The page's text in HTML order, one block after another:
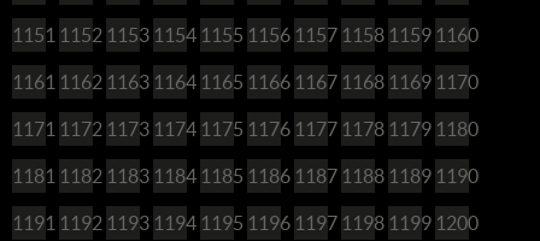
1151 1152 1153 1154 1155 1156 1157 1158 1159 1160
1161 1162 1163 1164 1165 1166 1167 1168 1169 1170
1171 1172 1173 1174 1175 1176 1177 1178 1179 1180
1181 1182 1183 1184 1185 1186 1187 1188 1189 1190
1191 1192 1193 1194 1195 1196 1197 1198 1199 1200